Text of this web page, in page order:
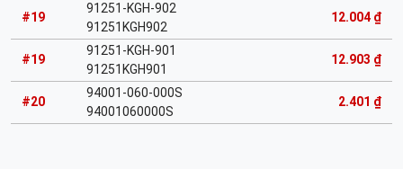
#19
91251-KGH-902
91251KGH902
12.004 ₫
#19
91251-KGH-901
91251KGH901
12.903 ₫
#20
94001-060-000S
94001060000S
2.401 ₫